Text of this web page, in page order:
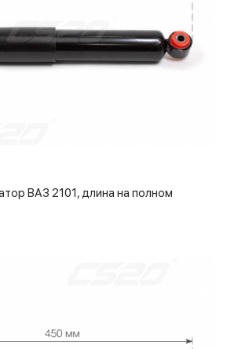
ВАЗ 2101, длина на полном